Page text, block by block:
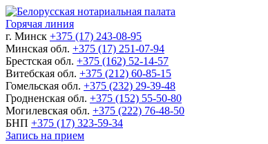
Горячая линия
г. Минск +375 (17) 243-08-95
Минская обл. +375 (17) 251-07-94
Брестская обл. +375 (162) 52-14-57
Витебская обл. +375 (212) 60-85-15
Гомельская обл. +375 (232) 29-39-48
Гродненская обл. +375 (152) 55-50-80
Могилевская обл. +375 (222) 76-48-50
БНП +375 (17) 323-59-34
Запись на прием